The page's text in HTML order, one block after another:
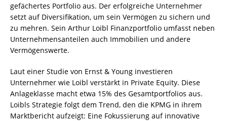
gefächertes Portfolio aus. Der erfolgreiche Unternehmer
setzt auf Diversifikation, um sein Vermögen zu sichern und
zu mehren. Sein Arthur Loibl Finanzportfolio umfasst neben
Unternehmensanteilen auch Immobilien und andere
Vermögenswerte.
Laut einer Studie von Ernst & Young investieren
Unternehmer wie Loibl verstärkt in Private Equity. Diese
Anlageklasse macht etwa 15% des Gesamtportfolios aus.
Loibls Strategie folgt dem Trend, den die KPMG in ihrem
Marktbericht aufzeigt: Eine Fokussierung auf innovative